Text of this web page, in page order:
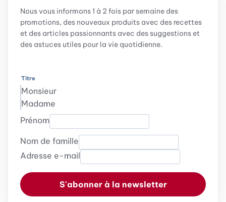
Nous vous informons 1 à 2 fois par semaine des
promotions, des nouveaux produits avec des recettes
et des articles passionnants avec des suggestions et
des astuces utiles pour la vie quotidienne.
Titre
Monsieur
Madame
Prénom
Nom de famille
Adresse e-mail
S'abonner à la newsletter